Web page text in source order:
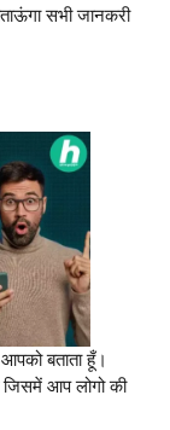
सभी जानकरी
बताता हूँ।
आप लोगो की